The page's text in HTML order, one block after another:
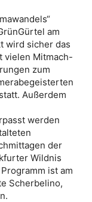
am
wird sicher das
vielen Mitmach-
zum
Außerdem
werden
der
Wildnis
ist am
Scherbelino,